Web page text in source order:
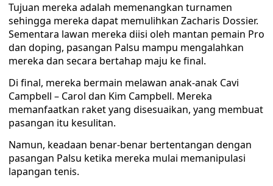
Tujuan mereka adalah memenangkan turnamen
sehingga mereka dapat memulihkan Zacharis Dossier.
Sementara lawan mereka diisi oleh mantan pemain Pro
dan doping, pasangan Palsu mampu mengalahkan
mereka dan secara bertahap maju ke final.
Di final, mereka bermain melawan anak-anak Cavi
Campbell – Carol dan Kim Campbell. Mereka
memanfaatkan raket yang disesuaikan, yang membuat
pasangan itu kesulitan.
Namun, keadaan benar-benar bertentangan dengan
pasangan Palsu ketika mereka mulai memanipulasi
lapangan tenis.